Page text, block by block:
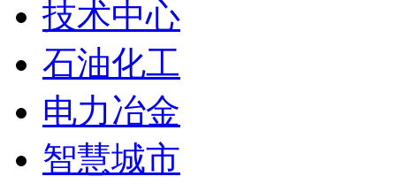
技术中心
石油化工
电力冶金
智慧城市